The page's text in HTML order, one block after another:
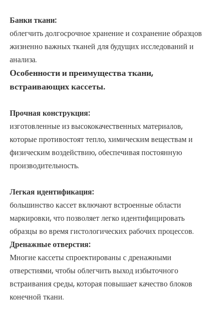
Банки ткани:
облегчить долгосрочное хранение и сохранение образцов
жизненно важных тканей для будущих исследований и
анализа.
Особенности и преимущества ткани,
встраивающих кассеты.
Прочная конструкция:
изготовленные из высококачественных материалов,
которые противостоят тепло, химическим веществам и
физическим воздействию, обеспечивая постоянную
производительность.
Легкая идентификация:
большинство кассет включают встроенные области
маркировки, что позволяет легко идентифицировать
образцы во время гистологических рабочих процессов.
Дренажные отверстия:
Многие кассеты спроектированы с дренажными
отверстиями, чтобы облегчить выход избыточного
встраивания среды, которая повышает качество блоков
конечной ткани.